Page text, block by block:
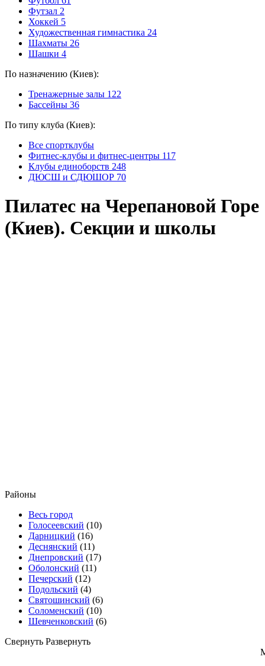
Футзал 2
Хоккей 5
Художественная гимнастика 24
Шахматы 26
Шашки 4
По назначению (Киев):
Тренажерные залы 122
Бассейны 36
По типу клуба (Киев):
Все спортклубы
Фитнес-клубы и фитнес-центры 117
Клубы единоборств 248
ДЮСШ и СДЮШОР 70
Пилатес на Черепановой Горе
(Киев). Секции и школы
Районы
Весь город
Голосеевский (10)
Дарницкий (16)
Деснянский (11)
Днепровский (17)
Оболонский (11)
Печерский (12)
Подольский (4)
Святошинский (6)
Соломенский (10)
Шевченковский (6)
Свернуть Развернуть